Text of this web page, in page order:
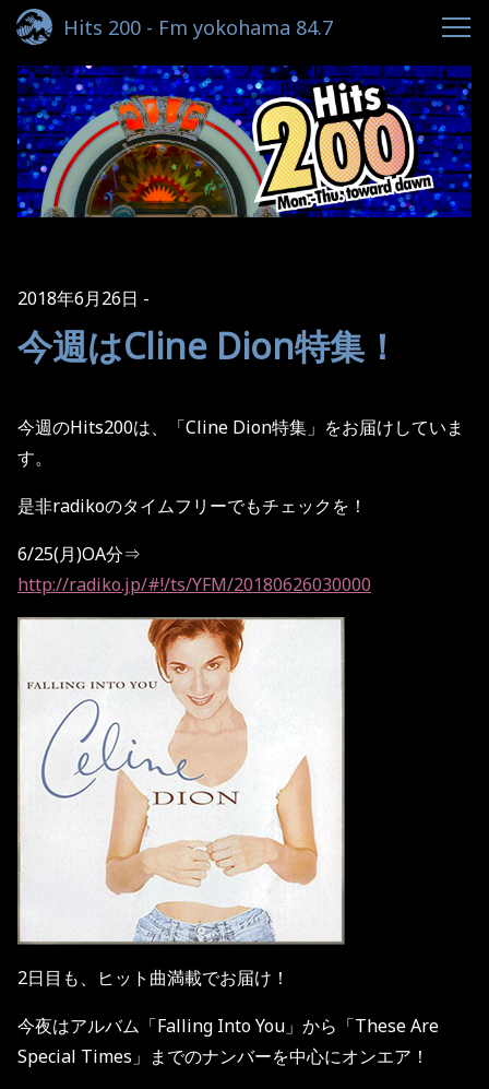
Hits 200 - Fm yokohama 84.7
2018年6月26日
今週はCline Dion特集！
今週のHits200は、「Cline Dion特集」をお届けしていま
す。
是非radikoのタイムフリーでもチェックを！
6/25(月)OA分⇒
http://radiko.jp/#!/ts/YFM/20180626030000
2日目も、ヒット曲満載でお届け！
今夜はアルバム「Falling Into You 」から「These Are
Special Times 」までのナンバーを中心にオンエア！